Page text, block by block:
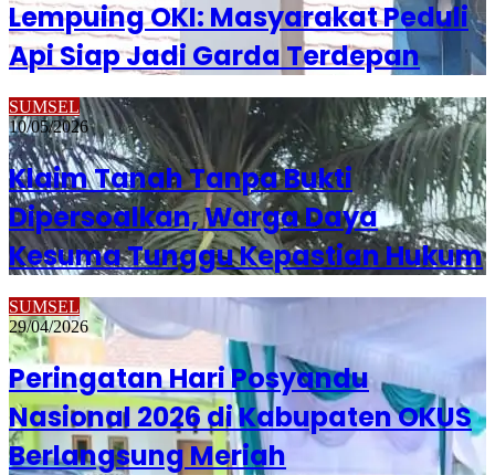
Lempuing OKI: Masyarakat Peduli
Api Siap Jadi Garda Terdepan
SUMSEL
10/05/2026
Klaim Tanah Tanpa Bukti
Dipersoalkan, Warga Daya
Kesuma Tunggu Kepastian Hukum
SUMSEL
29/04/2026
Peringatan Hari Posyandu
Nasional 2026 di Kabupaten OKUS
Berlangsung Meriah